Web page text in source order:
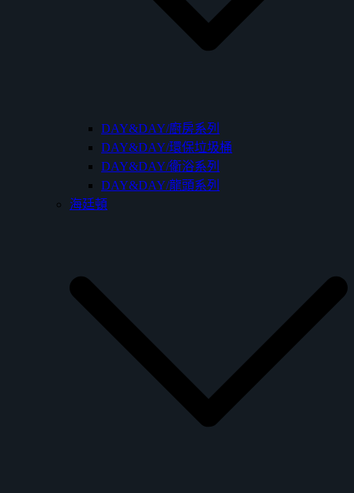
DAY&DAY/廚房系列
DAY&DAY/環保垃圾桶
DAY&DAY/衛浴系列
DAY&DAY/龍頭系列
海廷頓